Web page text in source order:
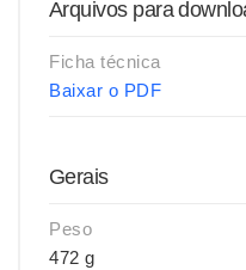
Arquivos para
Ficha técnica
Baixar o PDF
Gerais
Peso
472 g